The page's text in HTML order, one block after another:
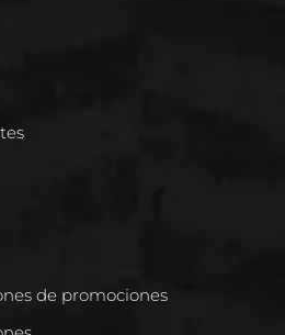
de promociones